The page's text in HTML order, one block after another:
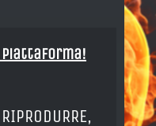
piattaforma!